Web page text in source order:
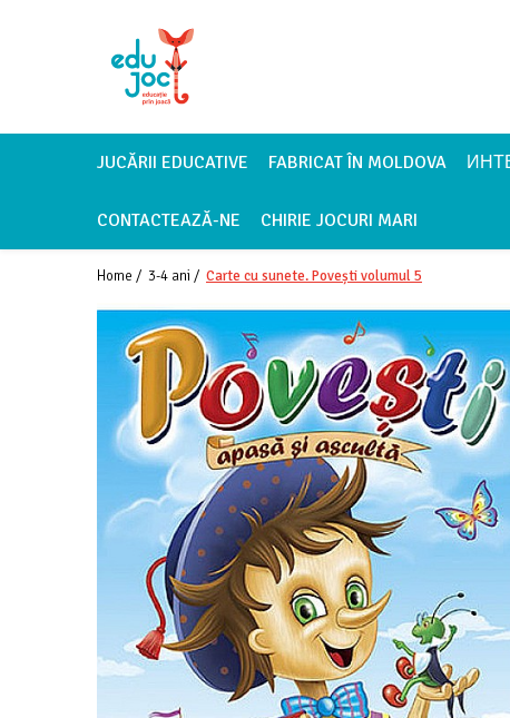
Alege Vârsta
JUCĂRII EDUCATIVE FABRICAT ÎN MOLDOVA
CONTACTEAZĂ-NE CHIRIE JOCURI MARI
Home / 3-4 ani / Carte cu sunete. Povești volumul 5